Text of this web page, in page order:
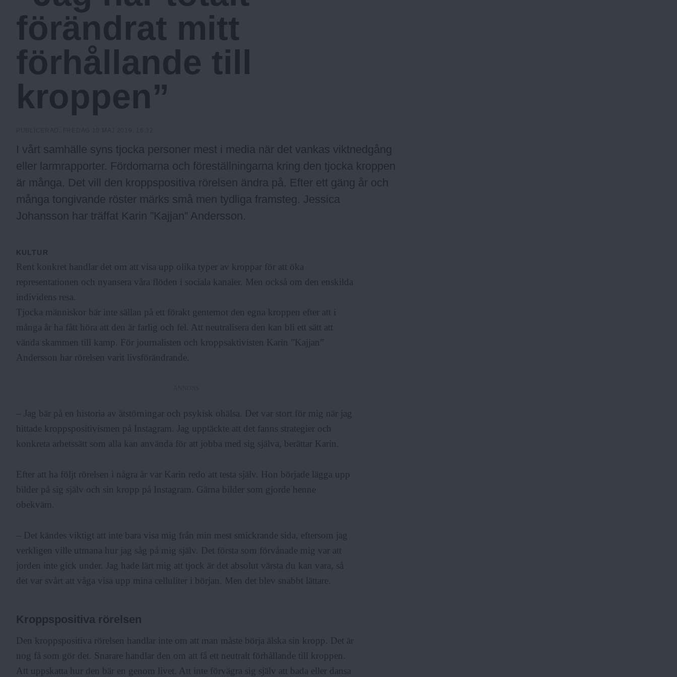
c
k
h
l
m
s
F
r
i
a
förändrat mitt
förhållande till
kroppen”
I vårt samhälle syns tjocka personer mest i media när det vankas viktnedgång
eller larmrapporter. Fördomarna och föreställningarna kring den tjocka kroppen
är många. Det vill den kroppspositiva rörelsen ändra på. Efter ett gäng år och
många tongivande röster märks små men tydliga framsteg. Jessica
Johansson har träffat Karin ”Kajjan” Andersson.
KULTUR
Rent konkret handlar det om att visa upp olika typer av kroppar för att öka
representationen och nyansera våra flöden i sociala kanaler. Men också om den enskilda
individens resa.
Tjocka människor bär inte sällan på ett förakt gentemot den egna kroppen efter att i
många år ha fått höra att den är farlig och fel. Att neutralisera den kan bli ett sätt att
vända skammen till kamp. För journalisten och kroppsaktivisten Karin ”Kajjan”
Andersson har rörelsen varit livsförändrande.
– Jag bär på en historia av ätstörningar och psykisk ohälsa. Det var stort för mig när jag
hittade kroppspositivismen på Instagram. Jag upptäckte att det fanns strategier och
konkreta arbetssätt som alla kan använda för att jobba med sig själva, berättar Karin.
Efter att ha följt rörelsen i några år var Karin redo att testa själv. Hon började lägga upp
bilder på sig själv och sin kropp på Instagram. Gärna bilder som gjorde henne
obekväm.
– Det kändes viktigt att inte bara visa mig från min mest smickrande sida, eftersom jag
verkligen ville utmana hur jag såg på mig själv. Det första som förvånade mig var att
jorden inte gick under. Jag hade lärt mig att tjock är det absolut värsta du kan vara, så
det var svårt att våga visa upp mina celluliter i början. Men det blev snabbt lättare.
Kroppspositiva rörelsen
Den kroppspositiva rörelsen handlar inte om att man måste börja älska sin kropp. Det är
nog få som gör det. Snarare handlar den om att få ett neutralt förhållande till kroppen.
Att uppskatta hur den bär en genom livet. Att inte förvägra sig själv att bada eller dansa